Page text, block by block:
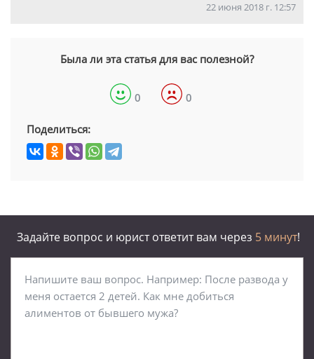
22 июня 2018 г. 12:57
Была ли эта статья для вас полезной?
0 0
Поделиться:
Задайте вопрос и юрист ответит вам через 5 минут!